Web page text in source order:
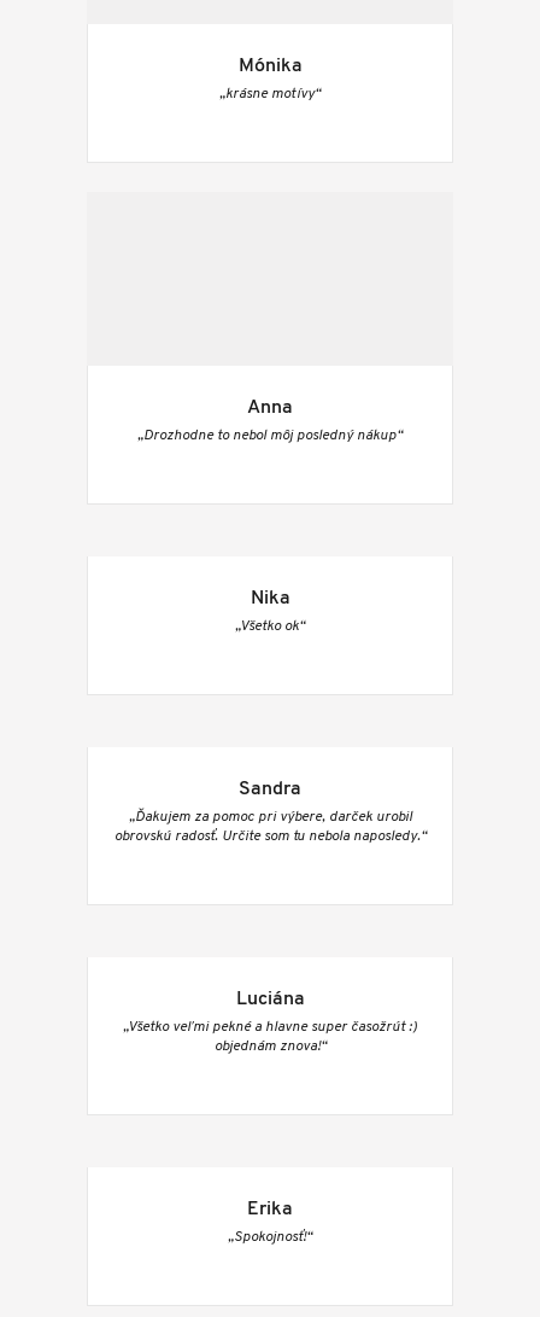
Mónika
„krásne motívy“
Anna
„Drozhodne to nebol môj posledný nákup“
Nika
„Všetko ok“
Sandra
„Ďakujem za pomoc pri výbere, darček urobil
obrovskú radosť. Určite som tu nebola naposledy.“
Luciána
„Všetko veľmi pekné a hlavne super časožrút :)
objednám znova!“
Erika
„Spokojnosť!“